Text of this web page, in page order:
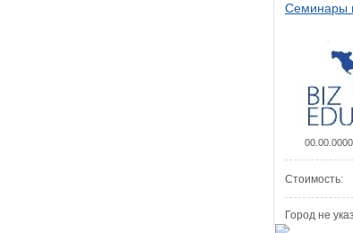
Семинары
00.00.0000
Стоимость:
Город не